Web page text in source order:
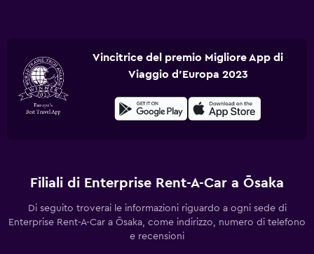
Vincitrice del premio Migliore App di
Viaggio d'Europa 2023
Filiali di Enterprise Rent-A-Car a Ōsaka
Di seguito troverai le informazioni riguardo a ogni sede di
Enterprise Rent-A-Car a Ōsaka, come indirizzo, numero di telefono
e recensioni